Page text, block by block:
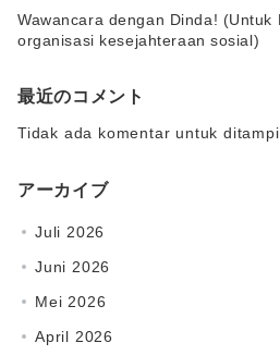
Wawancara dengan Dinda! (Untuk
organisasi kesejahteraan sosial)
最近のコメント
Tidak ada komentar untuk
アーカイブ
Juli 2026
Juni 2026
Mei 2026
April 2026